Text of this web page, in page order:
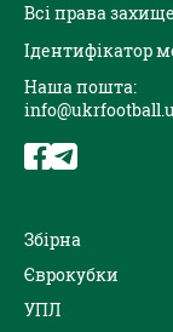
Всі права
Ідентифікатор
Наша пошта:
Збірна
Єврокубки
УПЛ